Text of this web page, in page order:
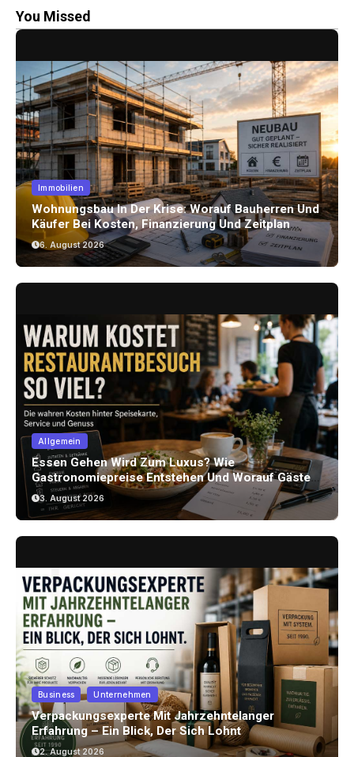
You Missed
Immobilien
Wohnungsbau In Der Krise: Worauf Bauherren Und
Käufer Bei Kosten, Finanzierung Und Zeitplan
Achten Sollten
6. August 2026
Allgemein
Essen Gehen Wird Zum Luxus? Wie
Gastronomiepreise Entstehen Und Worauf Gäste
Achten Können
3. August 2026
Business Unternehmen
Verpackungsexperte Mit Jahrzehntelanger
Erfahrung – Ein Blick, Der Sich Lohnt
2. August 2026